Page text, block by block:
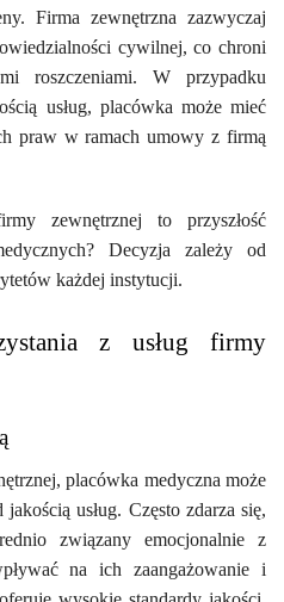
Firma zewnętrzna zazwyczaj
cywilnej, co chroni
roszczeniami. W przypadku
usług, placówka może mieć
praw w ramach umowy z firmą
zewnętrznej to przyszłość
Decyzja zależy od
każdej instytucji.
z usług firmy
placówka medyczna może
usług. Często zdarza się,
związany emocjonalnie z
na ich zaangażowanie i